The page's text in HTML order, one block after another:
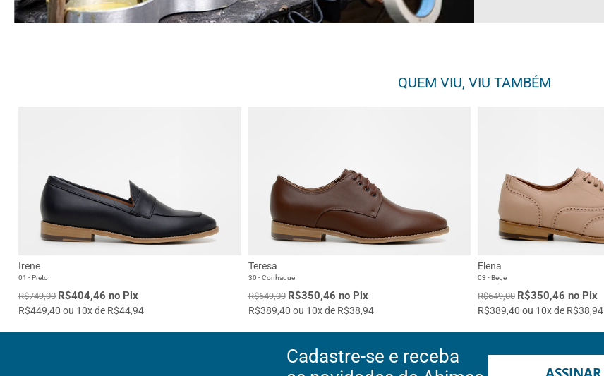
QUEM VIU, VIU TAMBÉM
Irene
01 - Preto
R$749,00 R$404,46 no Pix
R$449,40 ou 10x de R$44,94
Teresa
30 - Conhaque
R$649,00 R$350,46 no Pix
R$389,40 ou 10x de R$38,94
Elena
03 - Bege
R$649,00 R$350,46 no Pix
R$389,40 ou 10x de R$38,94
Cadastre-se e receba